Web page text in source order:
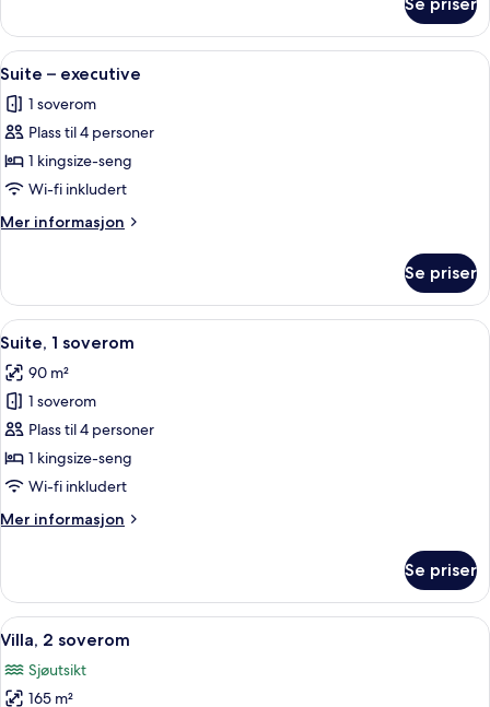
–
deluxe,
sjøutsikt
Åpne
alle
bildene
av
Suite
–
executive
Dundyner, minibar, safe på rommet
6
Suite – executive
1 soverom
Plass til 4 personer
1 kingsize-seng
Wi-fi inkludert
Mer informasjon
Mer
–
executive
Se priser
Åpne
alle
bildene
av
Suite,
1
soverom
Dundyner, minibar, safe på rommet
7
Suite, 1 soverom
90 m²
1 soverom
Plass til 4 personer
1 kingsize-seng
Wi-fi inkludert
Mer informasjon
Mer
1
soverom
Se priser
Åpne
alle
bildene
Villa, 2 soverom | Dundyner,
13
Villa, 2 soverom
Sjøutsikt
165 m²